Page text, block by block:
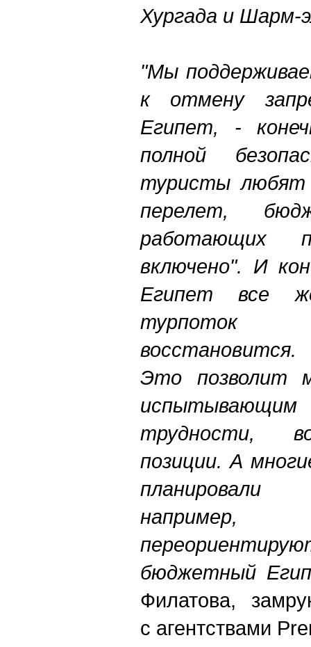
Хургада и Шарм-
"Мы
к отмену
Египет, -
полной
туристы любят
перелет,
работающих
включено". И
Египет все
турпоток
восстановится.
Это позволит
испытывающим
трудности,
позиции. А
бюджетный
Филатова,
с агентствами